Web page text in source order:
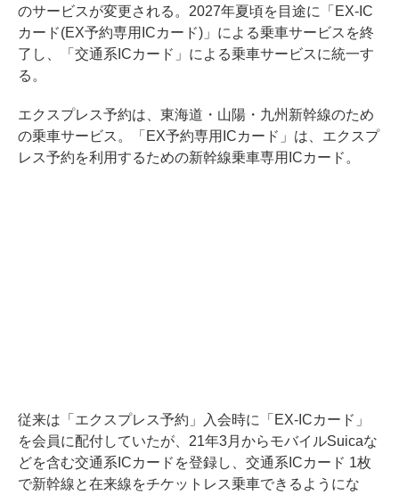
のサービスが変更される。2027年夏頃を目途に「EX-IC
カード(EX予約専用ICカード)」による乗車サービスを終
了し、「交通系ICカード」による乗車サービスに統一す
る。
エクスプレス予約は、東海道・山陽・九州新幹線のため
の乗車サービス。「EX予約専用ICカード」は、エクスプ
レス予約を利用するための新幹線乗車専用ICカード。
従来は「エクスプレス予約」入会時に「EX-ICカード」
を会員に配付していたが、21年3月からモバイルSuicaな
どを含む交通系ICカードを登録し、交通系ICカード 1枚
で新幹線と在来線をチケットレス乗車できるようにな